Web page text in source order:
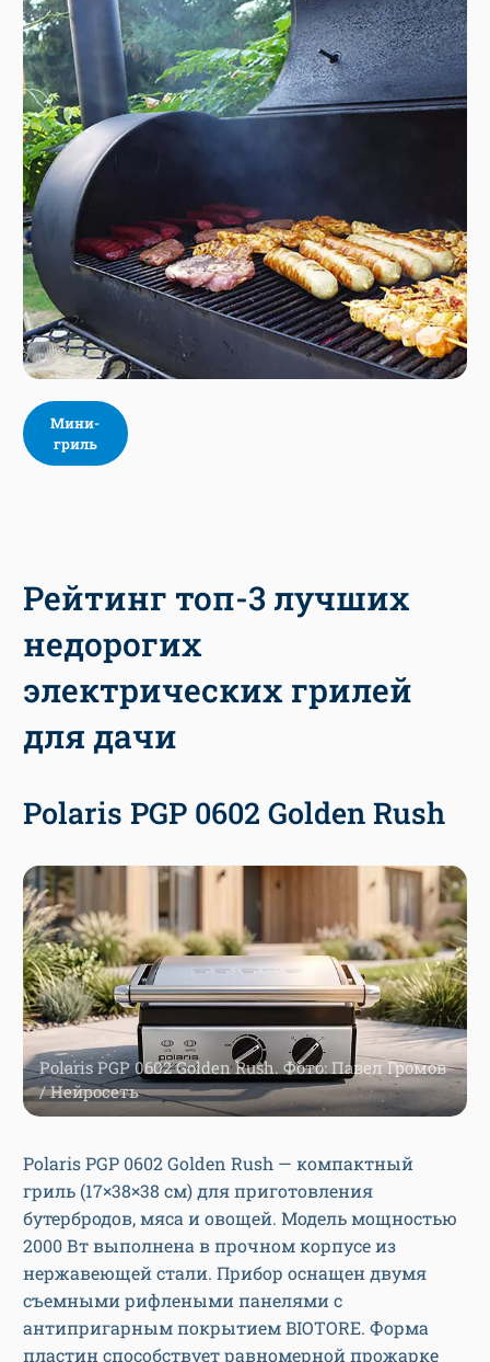
Мини-
гриль
Рейтинг топ-3 лучших
недорогих
электрических грилей
для дачи
Polaris PGP 0602 Golden Rush
Polaris PGP 0602 Golden Rush. Фото: Павел Громов
/ Нейросеть
Polaris PGP 0602 Golden Rush — компактный
гриль (17×38×38 см) для приготовления
бутербродов, мяса и овощей. Модель мощностью
2000 Вт выполнена в прочном корпусе из
нержавеющей стали. Прибор оснащен двумя
съемными рифлеными панелями с
антипригарным покрытием BIOTORE. Форма
пластин способствует равномерной прожарке